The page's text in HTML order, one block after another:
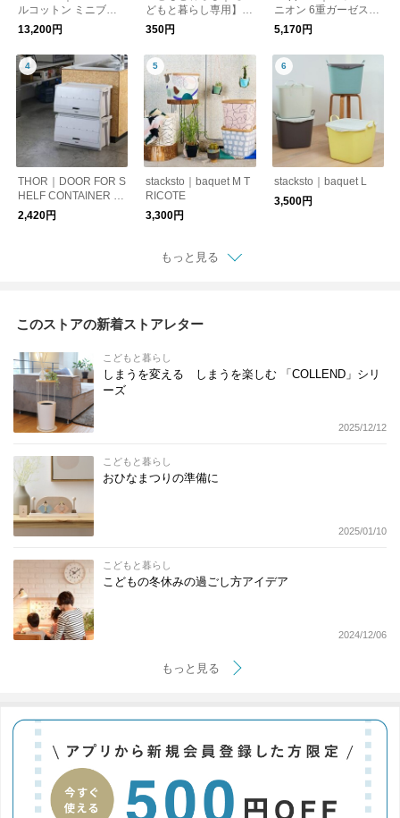
ルコットン ミニブラ
ンケット ボブキャッ
13,200円
どもと暮らし専用】お
まかせラッピング
350円
ニオン 6重ガーゼスリ
ーパー
5,170円
THOR｜DOOR FOR S
HELF CONTAINER 50
L
2,420円
stacksto｜baquet M T
RICOTE
3,300円
stacksto｜baquet L
3,500円
もっと見る
このストアの新着ストアレター
こどもと暮らし
しまうを変える しまうを楽しむ 「COLLEND」シリ
ーズ
2025/12/12
こどもと暮らし
おひなまつりの準備に
2025/01/10
こどもと暮らし
こどもの冬休みの過ごし方アイデア
2024/12/06
もっと見る